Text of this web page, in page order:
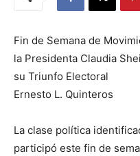
Fin de Semana de
la Presidenta Claudia
su Triunfo Electoral
Ernesto L. Quinteros
La clase política
participó este fin de